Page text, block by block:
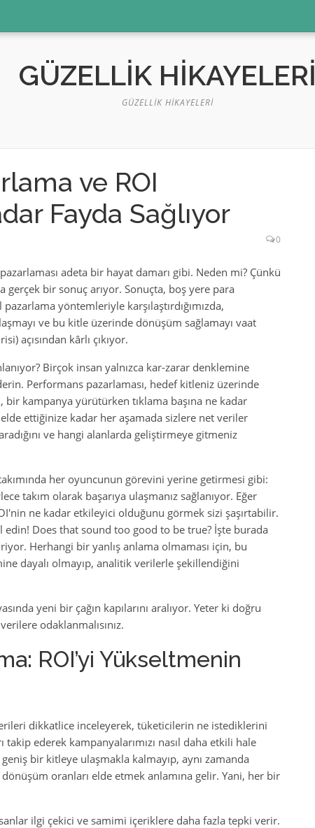
GÜZELLIK HIKAYELERI
GÜZELLIK HIKAYELERI
ve ROI
Fayda Sağlıyor
0
adeta bir hayat damarı gibi. Neden mi? Çünkü
bir sonuç arıyor. Sonuçta, boş yere para
yöntemleriyle karşılaştırdığımızda,
ve bu kitle üzerinde dönüşüm sağlamayı vaat
açısından kârlı çıkıyor.
Birçok insan yalnızca kar-zarar denklemine
Performans pazarlaması, hedef kitleniz üzerinde
kampanya yürütürken tıklama başına ne kadar
elde ettiğinize kadar her aşamada sizlere net veriler
ve hangi alanlarda geliştirmeye gitmeniz
her oyuncunun görevini yerine getirmesi gibi:
takım olarak başarıya ulaşmanız sağlanıyor. Eğer
ne kadar etkileyici olduğunu görmek sizi şaşırtabilir.
edin! Does that sound too good to be true? İşte burada
Herhangi bir yanlış anlama olmaması için, bu
dayalı olmayıp, analitik verilerle şekillendiğini
yeni bir çağın kapılarını aralıyor. Yeter ki doğru
odaklanmalısınız.
ROI’yi Yükseltmenin
dikkatlice inceleyerek, tüketicilerin ne istediklerini
ederek kampanyalarımızı nasıl daha etkili hale
bir kitleye ulaşmakla kalmayıp, aynı zamanda
oranları elde etmek anlamına gelir. Yani, her bir
ilgi çekici ve samimi içeriklere daha fazla tepki verir.